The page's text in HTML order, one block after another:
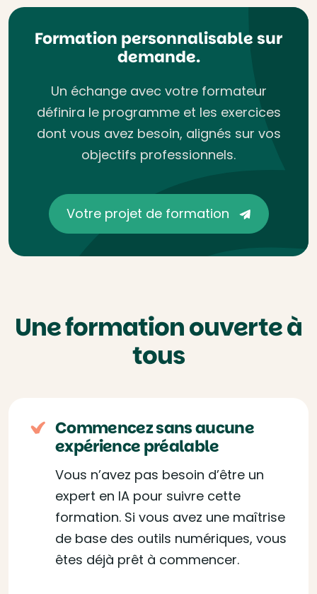
Formation personnalisable sur
demande.
Un échange avec votre formateur
définira le programme et les exercices
dont vous avez besoin, alignés sur vos
objectifs professionnels.
Votre projet de formation
Une formation ouverte à
tous
Commencez sans aucune
expérience préalable
Vous n’avez pas besoin d’être un
expert en IA pour suivre cette
formation. Si vous avez une maîtrise
de base des outils numériques, vous
êtes déjà prêt à commencer.